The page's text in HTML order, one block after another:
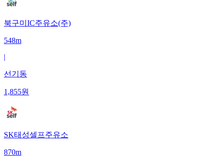
북구미IC주유소(주)
548m
|
선기동
1,855원
SK태성셀프주유소
870m